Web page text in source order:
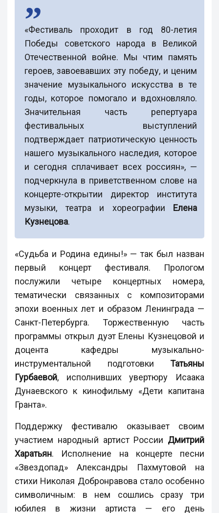
«Фестиваль проходит в год 80-летия
Победы советского народа в Великой
Отечественной войне. Мы чтим память
героев, завоевавших эту победу, и ценим
значение музыкального искусства в те
годы, которое помогало и вдохновляло.
Значительная часть репертуара
фестивальных выступлений
подтверждает патриотическую ценность
нашего музыкального наследия, которое
и сегодня сплачивает всех россиян», —
подчеркнула в приветственном слове на
концерте-открытии директор института
музыки, театра и хореографии Елена
Кузнецова.
«Судьба и Родина едины!» — так был назван
первый концерт фестиваля. Прологом
послужили четыре концертных номера,
тематически связанных с композиторами
эпохи военных лет и образом Ленинграда —
Санкт-Петербурга. Торжественную часть
программы открыл дуэт Елены Кузнецовой и
доцента кафедры музыкально-
инструментальной подготовки Татьяны
Гурбаевой, исполнивших увертюру Исаака
Дунаевского к кинофильму «Дети капитана
Гранта».
Поддержку фестивалю оказывает своим
участием народный артист России Дмитрий
Харатьян. Исполнение на концерте песни
«Звездопад» Александры Пахмутовой на
стихи Николая Добронравова стало особенно
символичным: в нем сошлись сразу три
юбилея в жизни артиста — его день